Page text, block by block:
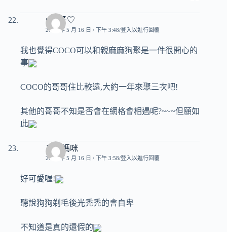
♥玟子♡
2007 年 5 月 16 日 / 下午 3:48 登入以進行回覆
我也覺得COCO可以和親麻麻狗聚是一件很開心的
事
COCO的哥哥住比較遠,大約一年來聚三次吧!
其他的哥哥不知是否會在網格會相遇呢?~~~但願如
此
ㄚ弟媽咪
2007 年 5 月 16 日 / 下午 3:58 登入以進行回覆
好可愛喔!
聽說狗狗剃毛後光禿禿的會自卑
不知道是真的還假的